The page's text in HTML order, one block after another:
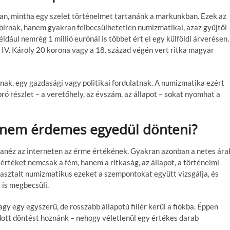
mintha egy szelet történelmet tartanánk a markunkban. Ezek az
hanem gyakran felbecsülhetetlen numizmatikai, azaz gyűjtői
nemrég 1 millió eurónál is többet ért el egy külföldi árverésen.
Károly 20 korona vagy a 18. század végén vert ritka magyar
egy gazdasági vagy politikai fordulatnak. A numizmatika ezért
részlet – a veretőhely, az évszám, az állapot – sokat nyomhat a
érdemes egyedül dönteni?
az interneten az érme értékének. Gyakran azonban a netes
nemcsak a fém, hanem a ritkaság, az állapot, a történelmi
numizmatikus ezeket a szempontokat együtt vizsgálja, és
megbecsüli.
egy egyszerű, de rosszabb állapotú fillér kerül a fiókba. Éppen
döntést hoznánk – nehogy véletlenül egy értékes darab